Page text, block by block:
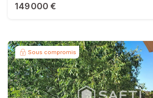
149 000 €
Sous compromis